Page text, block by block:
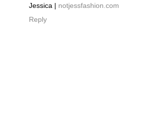
Jessica | notjessfashion.com
Reply